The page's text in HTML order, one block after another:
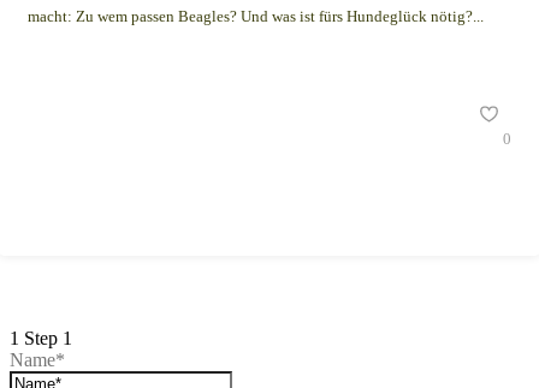
macht: Zu wem passen Beagles? Und was ist fürs Hundeglück nötig?...
0
1 Step 1
Name*